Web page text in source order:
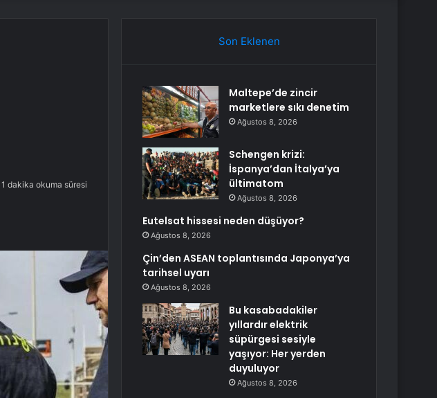
1 dakika okuma süresi
Son Eklenen
Maltepe’de zincir
marketlere sıkı denetim
Ağustos 8, 2026
Schengen krizi:
İspanya’dan İtalya’ya
ültimatom
Ağustos 8, 2026
Eutelsat hissesi neden düşüyor?
Ağustos 8, 2026
Çin’den ASEAN toplantısında Japonya’ya
tarihsel uyarı
Ağustos 8, 2026
Bu kasabadakiler
yıllardır elektrik
süpürgesi sesiyle
yaşıyor: Her yerden
duyuluyor
Ağustos 8, 2026